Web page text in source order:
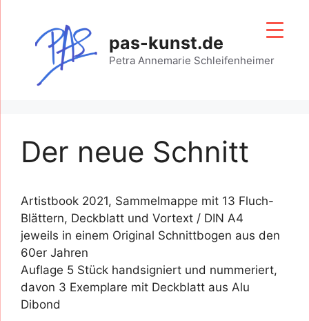
springen
pas-kunst.de
Petra Annemarie Schleifenheimer
Der neue Schnitt
Artistbook 2021, Sammelmappe mit 13 Fluch-
Blättern, Deckblatt und Vortext / DIN A4
jeweils in einem Original Schnittbogen aus den
60er Jahren
Auflage 5 Stück handsigniert und nummeriert,
davon 3 Exemplare mit Deckblatt aus Alu
Dibond